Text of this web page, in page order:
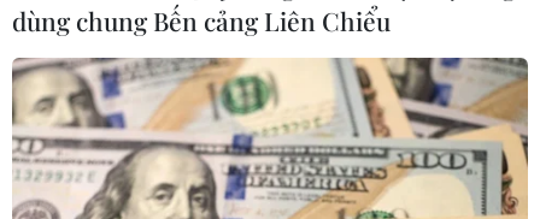
Điều gì sẽ xảy ra nếu Cristiano Ronaldo
trở lại Man United?
19/06/2017 11:27
Sau tuyên bố sẽ rời Real Madrid ngay trong mùa Hè
này, tương lai của Cristiano Ronaldo đang là thứ đốt
dùng chung Bến cảng Liên Chiểu